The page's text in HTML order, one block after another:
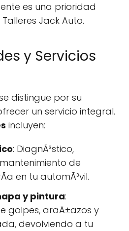
es una prioridad
Jack Auto.
y Servicios
distingue por su
un servicio integral.
incluyen:
: DiagnÃ³stico,
de
en tu automÃ³vil.
y pintura:
golpes, araÃ±azos y
devolviendo a tu